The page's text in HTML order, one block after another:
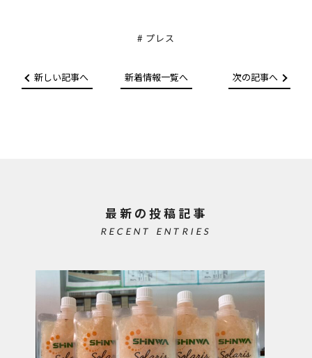
プレス
新しい記事へ 新着情報一覧へ 次の記事へ
最新の投稿記事
RECENT ENTRIES